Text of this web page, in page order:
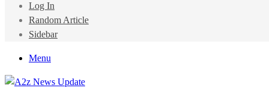
Log In
Random Article
Sidebar
Menu